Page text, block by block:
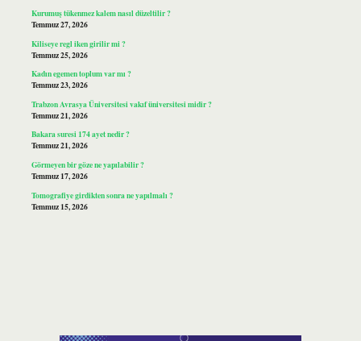
Kurumuş tükenmez kalem nasıl düzeltilir ?
Temmuz 27, 2026
Kiliseye regl iken girilir mi ?
Temmuz 25, 2026
Kadın egemen toplum var mı ?
Temmuz 23, 2026
Trabzon Avrasya Üniversitesi vakıf üniversitesi midir ?
Temmuz 21, 2026
Bakara suresi 174 ayet nedir ?
Temmuz 21, 2026
Görmeyen bir göze ne yapılabilir ?
Temmuz 17, 2026
Tomografiye girdikten sonra ne yapılmalı ?
Temmuz 15, 2026